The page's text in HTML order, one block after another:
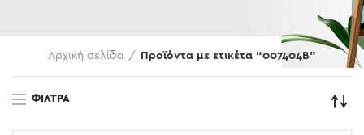
Αρχική σελίδα Προϊόντα με ετικέτα “007404Β”
ΦΊΛΤΡΑ